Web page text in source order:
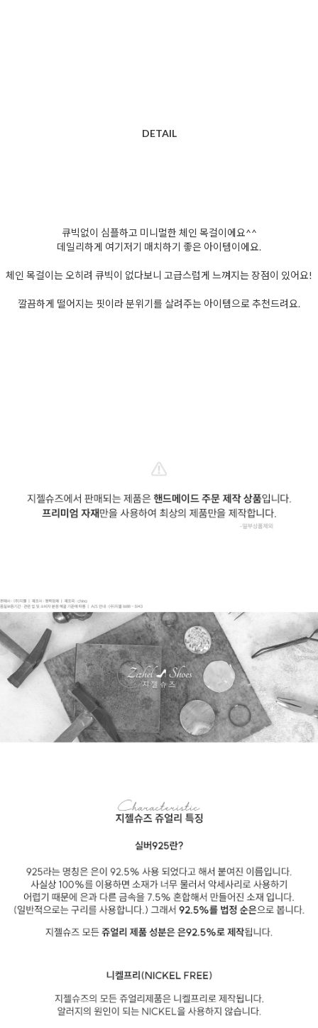
DETAIL
큐빅없이 심플하고 미니멀한 체인 목걸이에요^^
데일리하게 여기저기 매치하기 좋은 아이템이에요.
체인 목걸이는 오히려 큐빅이 없다보니 고급스럽게 느껴지는 장점이 있어요!
깔끔하게 떨어지는 핏이라 분위기를 살려주는 아이템으로 추천드려요.